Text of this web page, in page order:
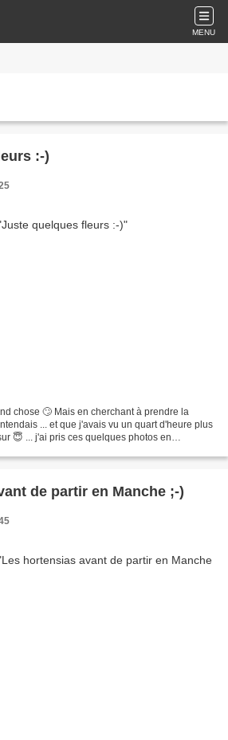
MENU
:-)
chose 🙄 Mais en cherchant à prendre la
... et que j'avais vu un quart d'heure plus
😇 ... j'ai pris ces quelques photos en
de partir en Manche ;-)